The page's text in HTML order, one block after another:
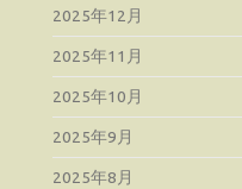
2025年12月
2025年11月
2025年10月
2025年9月
2025年8月